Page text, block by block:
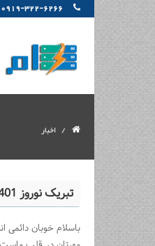
0919-322-6266
اخبار
تبریک نوروز 1401
باسلام خوبان دائمی